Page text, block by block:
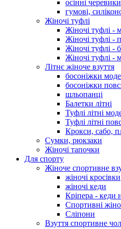
осінні черевики
гумові,
Жіночі туфлі
Жіночі туфлі -
Жіночі туфлі -
Жіночі туфлі -
Жіночі туфлі -
Літнє жіноче взуття
босоніжки
босоніжки
шльопанці
Балетки літні
Туфлі літні
Туфлі літні
Крокси, сабо,
Сумки, рюкзаки
Жіночі тапочки
Для спорту
Жіноче спортивне
жіночі кросівки
жіночі кеди
Кріпера - кеди
Спортивні
Сліпони
Взуття спортивне